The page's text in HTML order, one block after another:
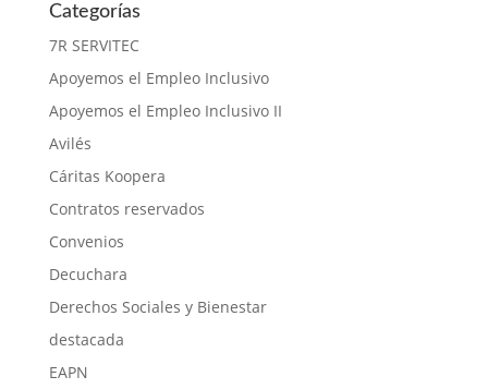
Categorías
7R SERVITEC
Apoyemos el Empleo Inclusivo
Apoyemos el Empleo Inclusivo II
Avilés
Cáritas Koopera
Contratos reservados
Convenios
Decuchara
Derechos Sociales y Bienestar
destacada
EAPN